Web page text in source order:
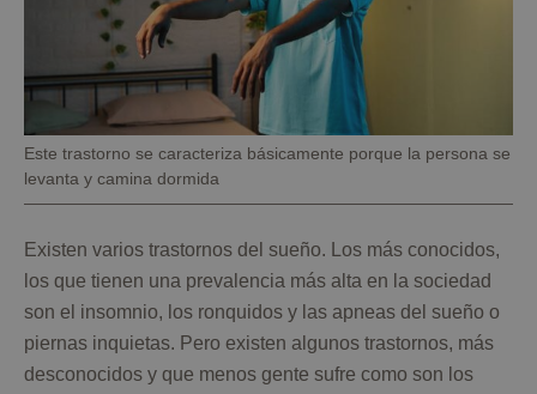
Pie
de
foto
Este trastorno se caracteriza básicamente porque la persona se
levanta y camina dormida
Existen varios trastornos del sueño. Los más conocidos,
los que tienen una prevalencia más alta en la sociedad
son el insomnio, los ronquidos y las apneas del sueño o
piernas inquietas. Pero existen algunos trastornos, más
desconocidos y que menos gente sufre como son los